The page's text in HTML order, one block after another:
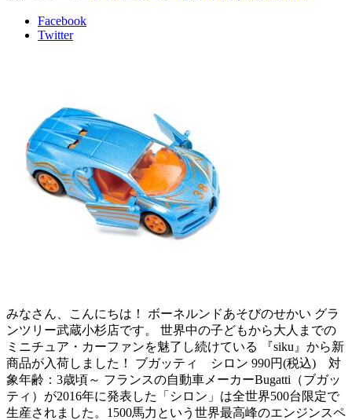
Facebook
Twitter
みなさん、こんにちは！ ボーネルンドあそびのせかい グラ
ンツリー武蔵小杉店です。 世界中の子どもから大人までの
ミニチュア・カーファンを魅了し続けている 『siku』から新
商品が入荷しました！ ブガッティ シロン 990円(税込) 対
象年齢：3歳頃～ フランスの自動車メーカーBugatti（ブガッ
ティ）が2016年に発表した「シロン」は全世界500台限定で
生産されました。1500馬力という世界最高峰のエンジンスペ